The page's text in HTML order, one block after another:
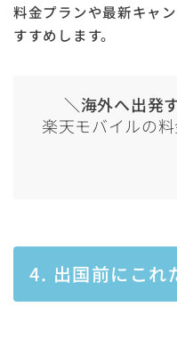
料金プランや最新キャ
すすめします。
＼海外へ出発
楽天モバイルの
4. 出国前にこれ